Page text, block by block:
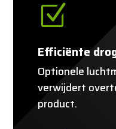
Z
Efficiënte
Optionele
verwijdert
product.